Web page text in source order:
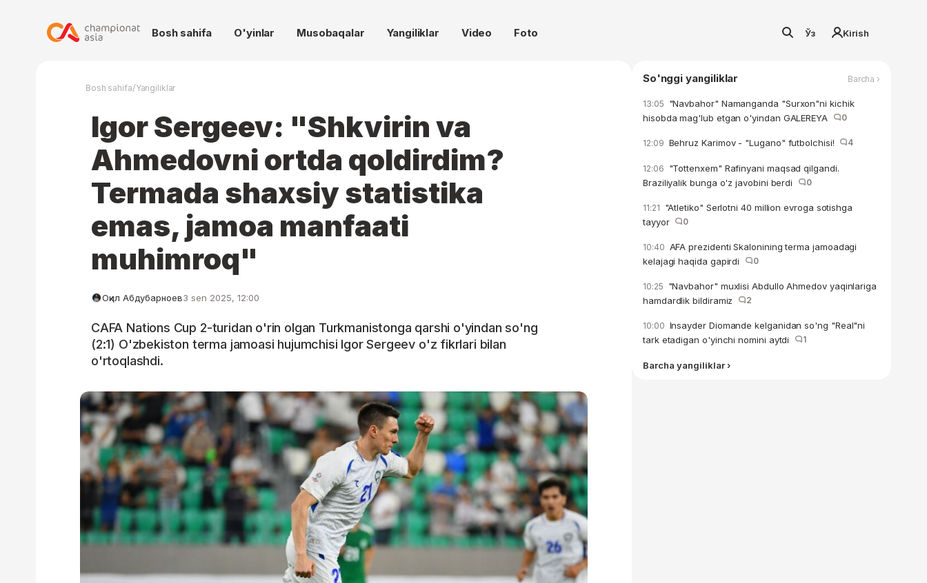
Bosh sahifa O'yinlar Musobaqalar Yangiliklar Video Foto Ўз Kirish
Bosh sahifa/Yangiliklar
Igor Sergeev: "Shkvirin va
Ahmedovni ortda qoldirdim?
Termada shaxsiy statistika
emas, jamoa manfaati
muhimroq"
Оқил Абдубарноев3 sen 2025, 12:00
CAFA Nations Cup 2-turidan o'rin olgan Turkmanistonga qarshi o'yindan so'ng
(2:1) O'zbekiston terma jamoasi hujumchisi Igor Sergeev o'z fikrlari bilan
o'rtoqlashdi.
So'nggi yangiliklar Barcha ›
13:05 "Navbahor" Namanganda "Surxon"ni kichik
hisobda mag'lub etgan o'yindan GALEREYA
0
12:09 Behruz Karimov - "Lugano" futbolchisi! 4
12:06 "Tottenxem" Rafinyani maqsad qilgandi.
Braziliyalik bunga o'z javobini berdi
0
11:21 "Atletiko" Serlotni 40 million evroga sotishga
tayyor
0
10:40 AFA prezidenti Skalonining terma jamoadagi
kelajagi haqida gapirdi
0
10:25 "Navbahor" muxlisi Abdullo Ahmedov yaqinlariga
hamdardlik bildiramiz
2
10:00 Insayder Diomande kelganidan so'ng "Real"ni
tark etadigan o'yinchi nomini aytdi
1
Barcha yangiliklar ›